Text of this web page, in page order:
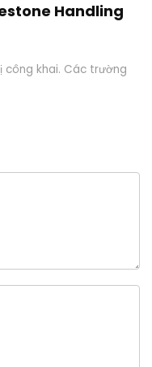
Handling
công khai. Các trường